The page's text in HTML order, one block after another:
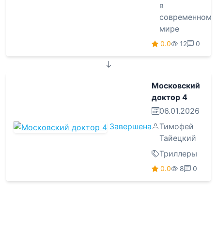
в
современном
мире
0.0 12 0
Завершена
Московский
доктор 4
06.01.2026
Тимофей
Тайецкий
Триллеры
0.0 8 0